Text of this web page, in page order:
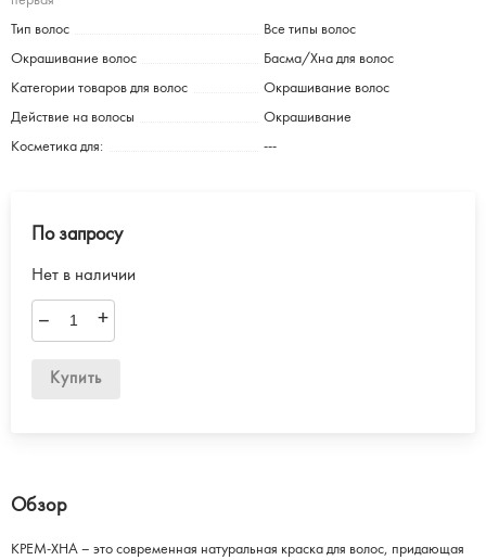
Тип волос Все типы волос
Окрашивание волос Басма/Хна для волос
Категории товаров для волос Окрашивание волос
Действие на волосы Окрашивание
Косметика для: ---
По запросу
Нет в наличии
– +
Купить
Обзор
КРЕМ-ХНА – это современная натуральная краска для волос, придающая